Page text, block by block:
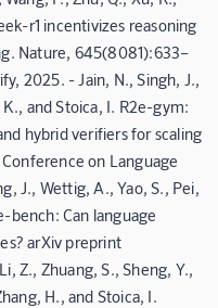
r1 incentivizes reasoning
Nature, 645(8081):633–
2025. - Jain, N., Singh, J.,
and Stoica, I. R2e-gym:
hybrid verifiers for scaling
on Language
J., Wettig, A., Yao, S., Pei,
bench: Can language
arXiv preprint
Z., Zhuang, S., Sheng, Y.,
H., and Stoica, I.